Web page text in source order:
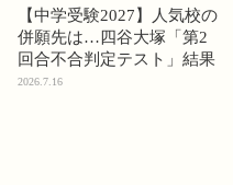
【中学受験2027】人気校の
併願先は…四谷大塚「第2
回合不合判定テスト」結果
2026.7.16